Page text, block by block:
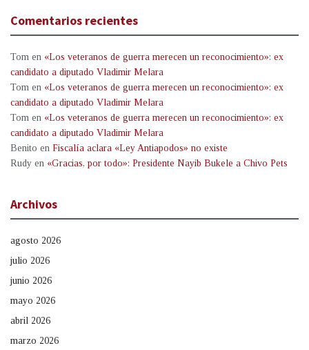
Comentarios recientes
Tom en «Los veteranos de guerra merecen un reconocimiento»: ex
candidato a diputado Vladimir Melara
Tom en «Los veteranos de guerra merecen un reconocimiento»: ex
candidato a diputado Vladimir Melara
Tom en «Los veteranos de guerra merecen un reconocimiento»: ex
candidato a diputado Vladimir Melara
Benito en Fiscalía aclara «Ley Antiapodos» no existe
Rudy en «Gracias, por todo»: Presidente Nayib Bukele a Chivo Pets
Archivos
agosto 2026
julio 2026
junio 2026
mayo 2026
abril 2026
marzo 2026